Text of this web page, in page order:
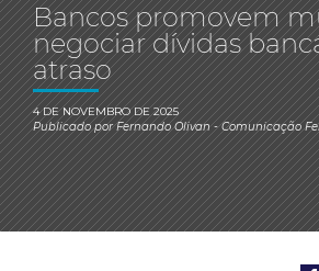
Bancos promovem
negociar dívidas
atraso
4 DE NOVEMBRO DE 2025
Publicado porFernando Olivan- Comunicação